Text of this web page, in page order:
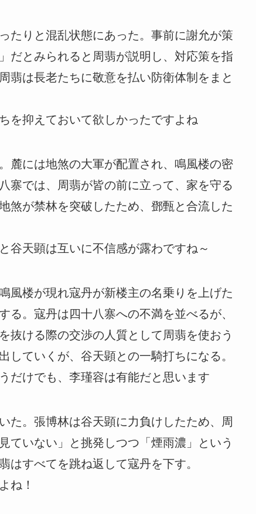
たりと混乱状態にあった。事前に謝允が策
だとみられると周翡が説明し、対応策を指
翡は長老たちに敬意を払い防衛体制をまと
を抑えておいて欲しかったですよね
麓には地煞の大軍が配置され、鳴風楼の密
寨では、周翡が皆の前に立って、家を守る
煞が禁林を突破したため、鄧甄と合流した
谷天顕は互いに不信感が露わですね～
風楼が現れ寇丹が新楼主の名乗りを上げた
。寇丹は四十八寨への不満を並べるが、
抜ける際の交渉の人質として周翡を使おう
していくが、谷天顕との一騎打ちになる。
だけでも、李瑾容は有能だと思います
た。張博林は谷天顕に力負けしたため、周
ていない」と挑発しつつ「煙雨濃」という
はすべてを跳ね返して寇丹を下す。
ね！